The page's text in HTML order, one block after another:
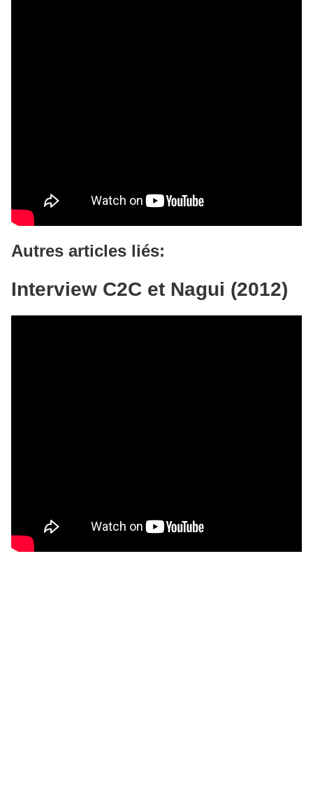
Autres articles liés:
Interview C2C et Nagui (2012)